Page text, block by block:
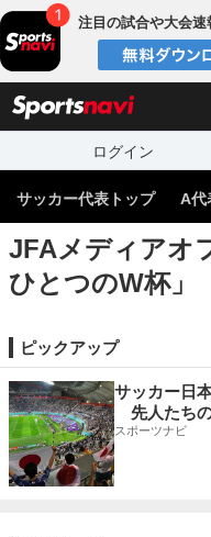
注目の試合や大会速
ログイン
サッカー代表トップ A代
JFAメディアオ
ひとつのW杯」
ピックアップ
サッカー日
先人たち
スポーツナビ